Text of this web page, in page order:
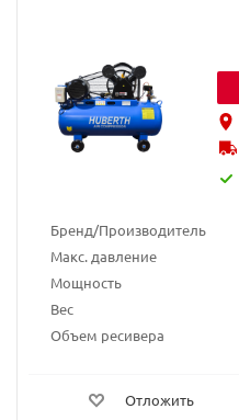
Бренд/Производитель
Макс. давление
Мощность
Вес
Объем ресивера
Отложить